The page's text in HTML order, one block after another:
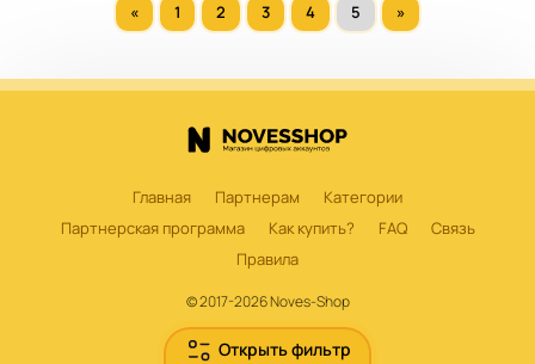
Открыть фильтр
« 1 2 3 4 5 »
Главная Партнерам
Категории
Партнерская программа
Как купить? FAQ
Связь
Правила
© 2017-2026 Noves-Shop